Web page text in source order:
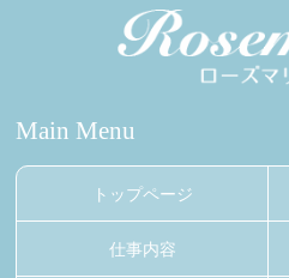
Main Menu
トップページ
仕事内容